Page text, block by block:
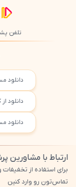
تلفن
دانلود
دانلود
دانلود
ارتباط با مشاورین
برای استفاده از
تماس‌تون رو وارد کنین